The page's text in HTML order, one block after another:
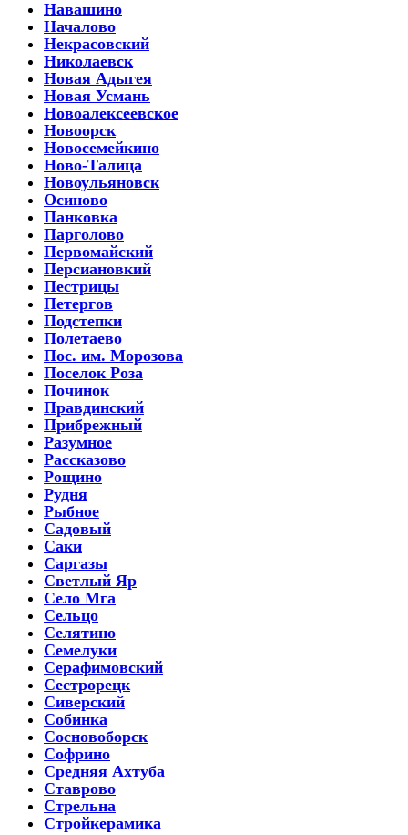
Навашино
Началово
Некрасовский
Николаевск
Новая Адыгея
Новая Усмань
Новоалексеевское
Новоорск
Новосемейкино
Ново-Талица
Новоульяновск
Осиново
Панковка
Парголово
Первомайский
Персиановкий
Пестрицы
Петергов
Подстепки
Полетаево
Пос. им. Морозова
Поселок Роза
Починок
Правдинский
Прибрежный
Разумное
Рассказово
Рощино
Рудня
Рыбное
Садовый
Саки
Саргазы
Светлый Яр
Село Мга
Сельцо
Селятино
Семелуки
Серафимовский
Сестрорецк
Сиверский
Собинка
Сосновоборск
Софрино
Средняя Ахтуба
Ставрово
Стрельна
Стройкерамика